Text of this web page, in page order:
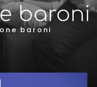
baroni
baroni